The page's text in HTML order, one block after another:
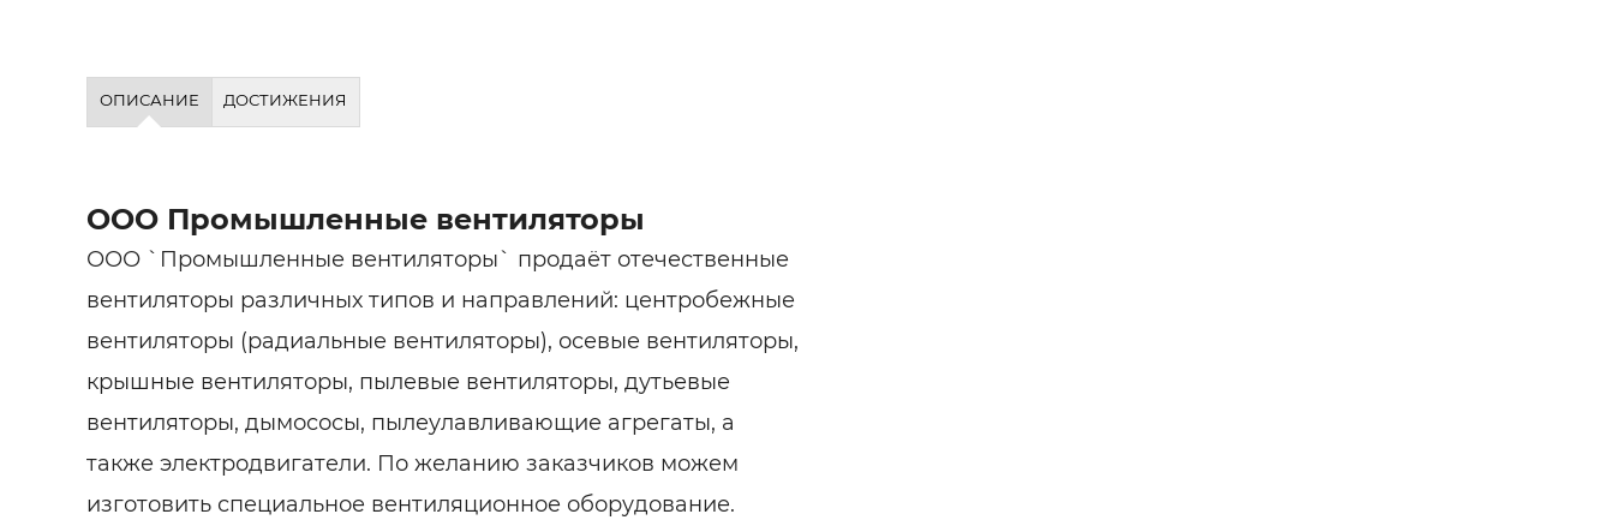
ОПИСАНИЕ ДОСТИЖЕНИЯ
ООО Промышленные вентиляторы
ООО `Промышленные вентиляторы` продаёт отечественные
вентиляторы различных типов и направлений: центробежные
вентиляторы (радиальные вентиляторы), осевые вентиляторы,
крышные вентиляторы, пылевые вентиляторы, дутьевые
вентиляторы, дымососы, пылеулавливающие агрегаты, а
также электродвигатели. По желанию заказчиков можем
изготовить специальное вентиляционное оборудование.